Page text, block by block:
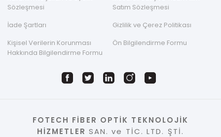
Sözleşmesi
Satım Sözleşmesi
İade Şartları
Gizlilik ve Çerez Politikası
Kişisel Verilerin Korunması
Hakkında Bilgilendirme Formu
Ön Bilgilendirme Formu
FOTECH FİBER OPTİK TEKNOLOJİK
HİZMETLER SAN. ve TİC. LTD. ŞTİ.